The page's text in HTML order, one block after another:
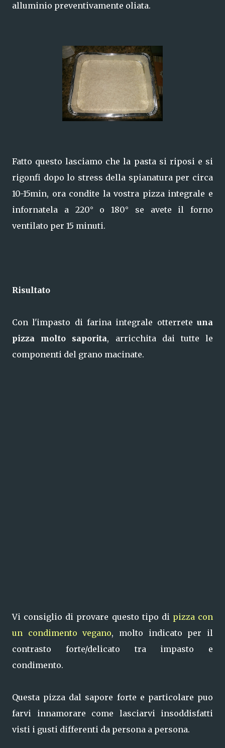
alluminio preventivamente oliata.
Fatto questo lasciamo che la pasta si riposi e si
rigonfi dopo lo stress della spianatura per circa
10-15min, ora condite la vostra pizza integrale e
infornatela a 220° o 180° se avete il forno
ventilato per 15 minuti.
Risultato
Con l'impasto di farina integrale otterrete una
pizza molto saporita, arricchita dai tutte le
componenti del grano macinate.
Vi consiglio di provare questo tipo di pizza con
un condimento vegano, molto indicato per il
contrasto forte/delicato tra impasto e
condimento.
Questa pizza dal sapore forte e particolare puo
farvi innamorare come lasciarvi insoddisfatti
visti i gusti differenti da persona a persona.